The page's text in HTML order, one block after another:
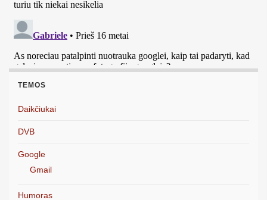
TEMOS
Daikčiukai
DVB
Google
Gmail
Humoras